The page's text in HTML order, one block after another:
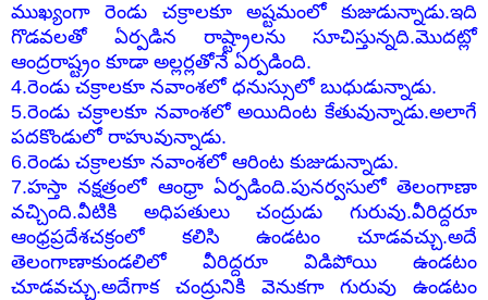
ముఖ్యంగా రెండు చక్రాలకూ అష్టమంలో కుజుడున్నాడు.ఇది
గొడవలతో ఏర్పడిన రాష్ట్రాలను సూచిస్తున్నది.మొదట్లో
ఆంద్రరాష్ట్రం కూడా అల్లర్లతోనే ఏర్పడింది.
4.రెండు చక్రాలకూ నవాంశలో ధనుస్సులో బుధుడున్నాడు.
5.రెండు చక్రాలకూ నవాంశలో అయిదింట కేతువున్నాడు.అలాగే
పదకొండులో రాహువున్నాడు.
6.రెండు చక్రాలకూ నవాంశలో ఆరింట కుజుడున్నాడు.
7.హస్తా నక్షత్రంలో ఆంధ్రా ఏర్పడింది.పునర్వసులో తెలంగాణా
వచ్చింది.వీటికి అధిపతులు చంద్రుడు గురువు.వీరిద్దరూ
ఆంధ్రప్రదేశచక్రంలో కలిసి ఉండటం చూడవచ్చు.అదే
తెలంగాణాకుండలిలో వీరిద్దరూ విడిపోయి ఉండటం
చూడవచ్చు.అదేగాక చంద్రునికి వెనుకగా గురువు ఉండటం